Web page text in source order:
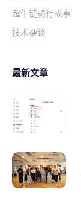
超牛链骑行故事
技术杂谈
最新文章